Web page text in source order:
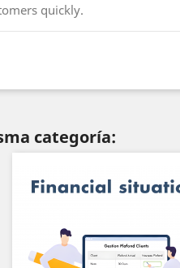
quickly.
categoría: